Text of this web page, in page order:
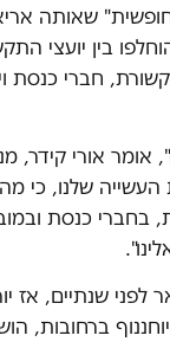
שאותה
בין יועצי
חברי כנסת
אומר אורי
העשייה שלנו, כי
בחברי כנסת
שנתיים, אז
ברחובות,